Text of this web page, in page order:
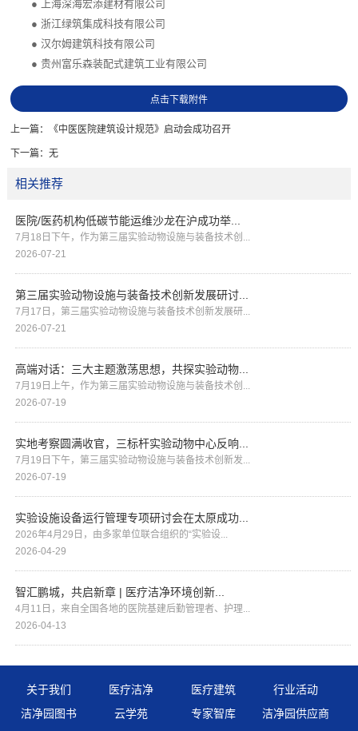
●
上海深海宏添建材有限公司
●浙江绿筑集成科技有限公司
●汉尔姆建筑科技有限公司
●贵州富乐森装配式建筑工业有限公司
点击下载附件
上一篇： 《中医医院建筑设计规范》启动会成功召开
下一篇：无
相关推荐
医院/医药机构低碳节能运维沙龙在沪成功举...
7月18日下午，作为第三届实验动物设施与装备技术创...
2026-07-21
第三届实验动物设施与装备技术创新发展研讨...
7月17日，第三届实验动物设施与装备技术创新发展研...
2026-07-21
高端对话：三大主题激荡思想，共探实验动物...
7月19日上午，作为第三届实验动物设施与装备技术创...
2026-07-19
实地考察圆满收官，三标杆实验动物中心反响...
7月19日下午，第三届实验动物设施与装备技术创新发...
2026-07-19
实验设施设备运行管理专项研讨会在太原成功...
2026年4月29日，由多家单位联合组织的“实验设...
2026-04-29
智汇鹏城，共启新章 | 医疗洁净环境创新...
4月11日，来自全国各地的医院基建后勤管理者、护理...
2026-04-13
关于我们 医疗洁净 医疗建筑
行业活动
洁净园图书
云学苑 专家智库
洁净园供应商